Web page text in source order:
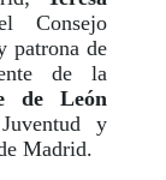
Consejo
patrona de
de la
de León
y
Madrid.